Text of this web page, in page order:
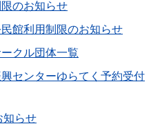
のお知らせ
館利用制限のお知らせ
クル団体一覧
センターゆらてく予約受付
知らせ